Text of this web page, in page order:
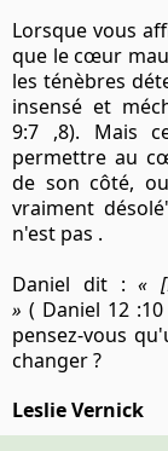
Lorsque vous
que le cœur
les ténèbres
insensé et
9:7 ,8). Mais
permettre au
de son côté,
vraiment
n'est pas .
Daniel dit :«
» ( Daniel 12
pensez-vous
changer ?
Leslie Vernick